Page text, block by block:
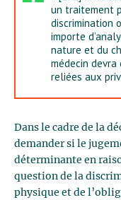
un traitement
discrimination
importe
nature et du
médecin
reliées aux
Dans le cadre de la
demander si le
déterminante en
question de la
physique et de